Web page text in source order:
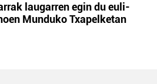
laugarren egin du euli-
Munduko Txapelketan